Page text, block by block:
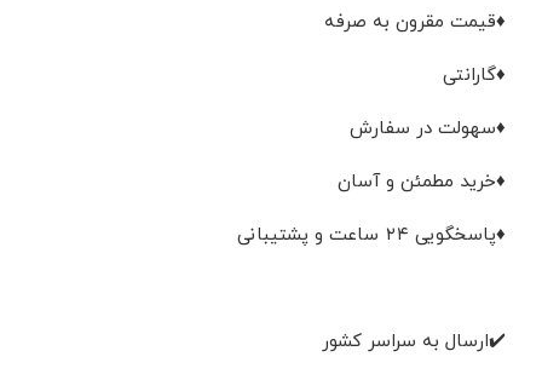
♦️قیمت مقرون به صرفه
♦️گارانتی
♦️سهولت در سفارش
♦️خرید مطمئن و آسان
♦️پاسخگویی ۲۴ ساعت و پشتیبانی
✔️ارسال به سراسر کشور